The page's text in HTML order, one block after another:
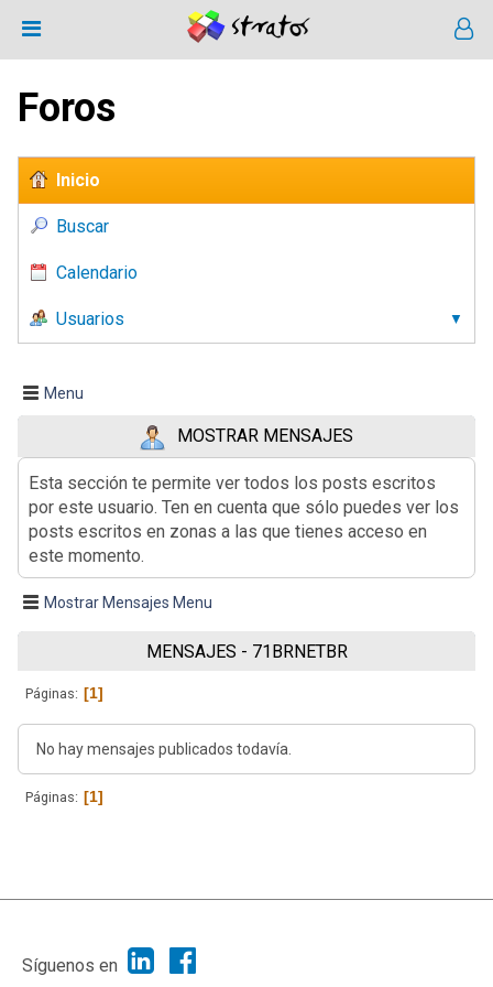
Foros
Inicio
Buscar
Calendario
Usuarios
Menu
MOSTRAR MENSAJES
Esta sección te permite ver todos los posts escritos
por este usuario. Ten en cuenta que sólo puedes ver los
posts escritos en zonas a las que tienes acceso en
este momento.
Mostrar Mensajes Menu
MENSAJES - 71BRNETBR
Páginas 1
No hay mensajes publicados todavía.
Páginas 1
|
Síguenos en